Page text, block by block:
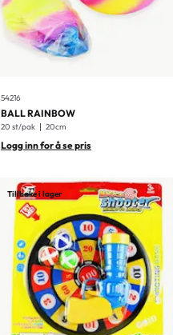
54216
BALL RAINBOW
20 st/pak 20cm
Logg inn for å se pris
Tillbake i lager